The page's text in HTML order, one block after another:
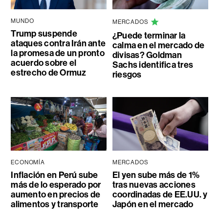
MUNDO
Trump suspende
ataques contra Irán ante
la promesa de un pronto
acuerdo sobre el
estrecho de Ormuz
MERCADOS
¿Puede terminar la
calma en el mercado de
divisas? Goldman
Sachs identifica tres
riesgos
ECONOMÍA
Inflación en Perú sube
más de lo esperado por
aumento en precios de
alimentos y transporte
MERCADOS
El yen sube más de 1%
tras nuevas acciones
coordinadas de EE.UU. y
Japón en el mercado